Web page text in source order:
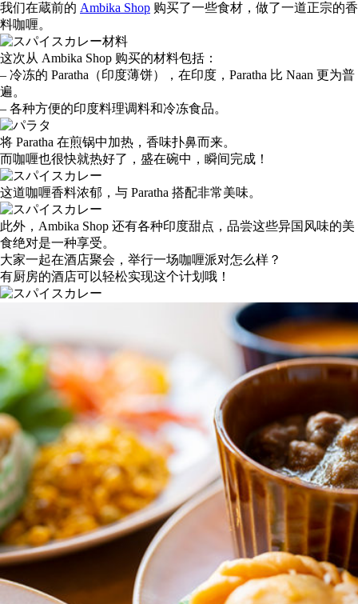
我们在蔵前的 Ambika Shop 购买了一些食材，做了一道正宗的香
料咖喱。
这次从 Ambika Shop 购买的材料包括：
– 冷冻的 Paratha（印度薄饼），在印度，Paratha 比 Naan 更为普
遍。
– 各种方便的印度料理调料和冷冻食品。
将 Paratha 在煎锅中加热，香味扑鼻而来。
而咖喱也很快就热好了，盛在碗中，瞬间完成！
这道咖喱香料浓郁，与 Paratha 搭配非常美味。
此外，Ambika Shop 还有各种印度甜点，品尝这些异国风味的美
食绝对是一种享受。
大家一起在酒店聚会，举行一场咖喱派对怎么样？
有厨房的酒店可以轻松实现这个计划哦！